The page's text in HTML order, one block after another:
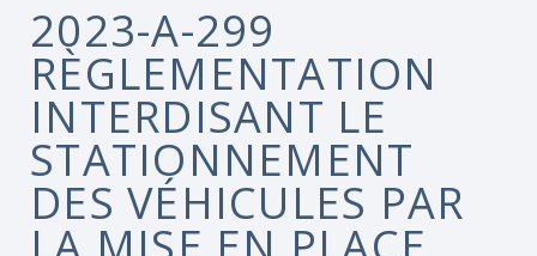
2023-A-299
RÈGLEMENTATION
INTERDISANT LE
STATIONNEMENT
DES VÉHICULES PAR